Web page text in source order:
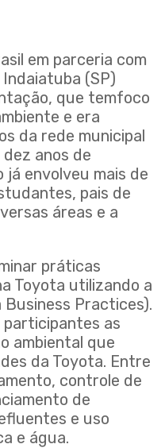
em parceria com
(SP)
que temfoco
e era
da rede municipal
anos de
já envolveu mais de
pais de
áreas e a
práticas
Toyota utilizando a
Practices).
participantes as
ambiental que
da Toyota. Entre
controle de
de
e uso
e água.